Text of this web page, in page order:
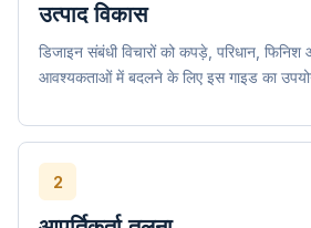
उत्पाद विकास
डिजाइन संबंधी विचारों को कपड़े, परिधान,
आवश्यकताओं में बदलने के लिए इस गाइड का
2